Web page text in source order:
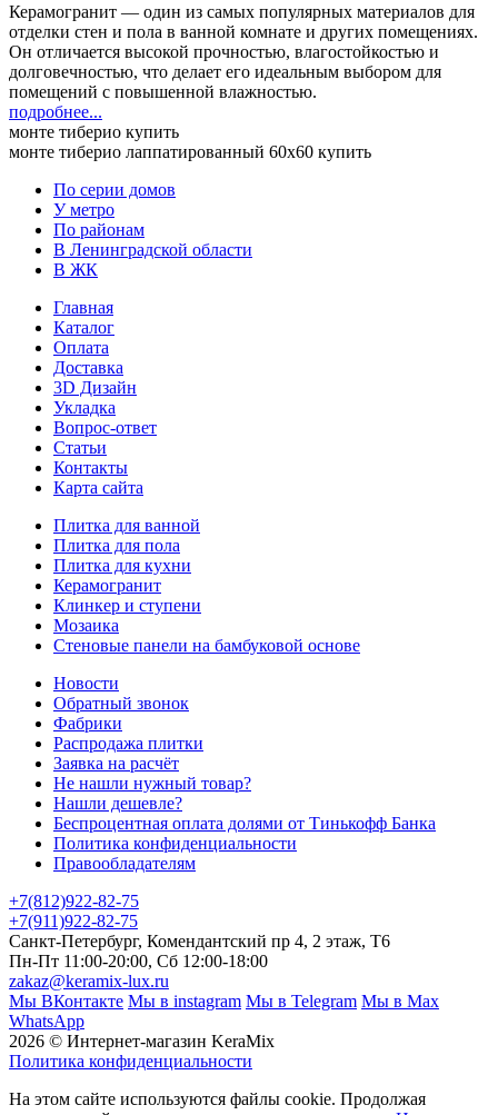
Керамогранит — один из самых популярных материалов для
отделки стен и пола в ванной комнате и других помещениях.
Он отличается высокой прочностью, влагостойкостью и
долговечностью, что делает его идеальным выбором для
помещений с повышенной влажностью.
подробнее...
монте тиберио купить
монте тиберио лаппатированный 60х60 купить
По серии домов
У метро
По районам
В Ленинградской области
В ЖК
Главная
Каталог
Оплата
Доставка
3D Дизайн
Укладка
Вопрос-ответ
Статьи
Контакты
Карта сайта
Плитка для ванной
Плитка для пола
Плитка для кухни
Керамогранит
Клинкер и ступени
Мозаика
Стеновые панели на бамбуковой основе
Новости
Обратный звонок
Фабрики
Распродажа плитки
Заявка на расчёт
Не нашли нужный товар?
Нашли дешевле?
Беспроцентная оплата долями от Тинькофф Банка
Политика конфиденциальности
Правообладателям
+7(812)922-82-75
+7(911)922-82-75
Санкт-Петербург, Комендантский пр 4, 2 этаж, Т6
Пн-Пт 11:00-20:00, Сб 12:00-18:00
zakaz@keramix-lux.ru
Мы ВКонтакте Мы в instagram Мы в Telegram Мы в Max
WhatsApp
2026 © Интернет-магазин KeraMix
Политика конфиденциальности
На этом сайте используются файлы cookie. Продолжая